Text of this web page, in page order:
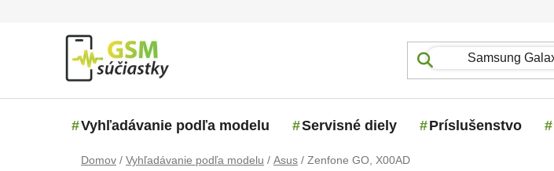
Vyhľadávanie podľa modelu Servisné diely Príslušenstvo
Domov / Vyhľadávanie podľa modelu / Asus / Zenfone GO, X00AD